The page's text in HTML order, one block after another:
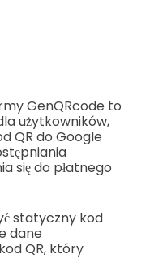
GenQRcode to
użytkowników,
QR do Google
się do płatnego
statyczny kod
dane
QR, który